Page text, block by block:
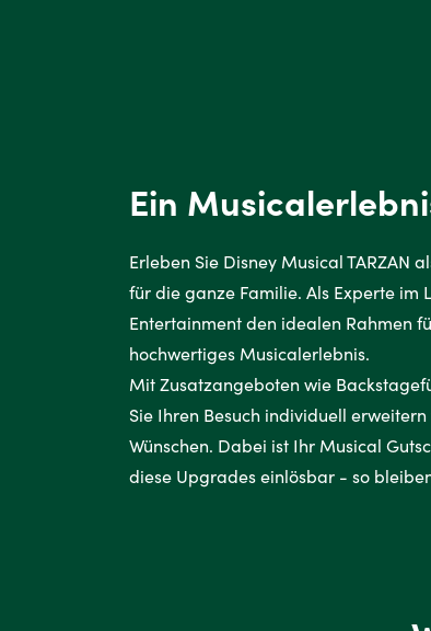
Ein
Erleben Sie Disney Musical TARZAN
für die ganze Familie. Als Experte im
Entertainment den idealen Rahmen
hochwertiges Musicalerlebnis.
Mit Zusatzangeboten wie
Sie Ihren Besuch individuell
Wünschen. Dabei ist Ihr Musical
diese Upgrades einlösbar - so